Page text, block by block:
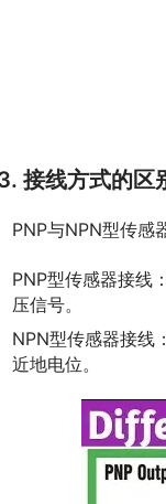
接线方式的区
与NPN型传感器
PNP型传感器接线
压信号。
NPN型传感器接线
近地电位。